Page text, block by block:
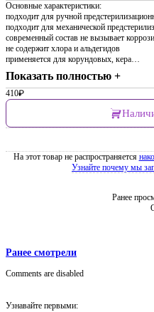
Основные характеристики:
подходит для ручной
подходит для механической
современный состав не вызывает
не содержит хлора и альдегидов
применяется для корундовых, кера…
Показать полностью +
410₽
На этот товар не распространяется
Узнайте почему мы
Ранее
Ранее смотрели
Comments are disabled
Узнавайте первыми: